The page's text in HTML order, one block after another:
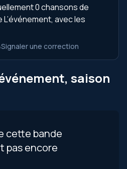
0 chansons de
L’événement, avec les
Signaler une correction
saison
cette bande
pas encore